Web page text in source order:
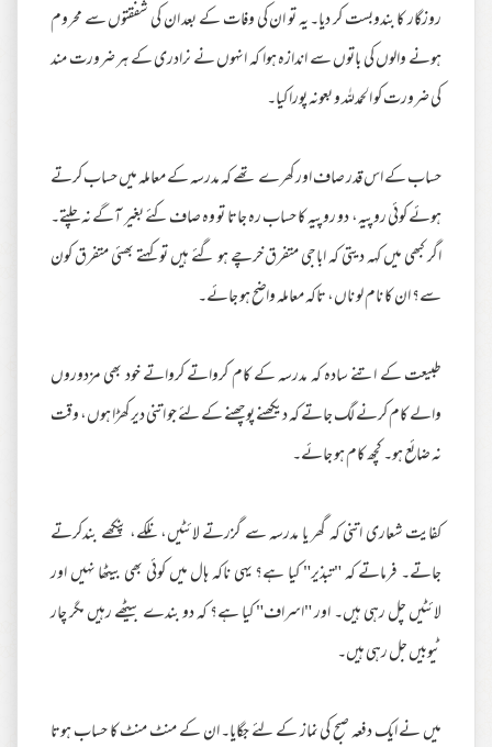
روزگار کا بندوبست کر دیا۔ یہ تو ان کی وفات کے بعد ان کی شفقتوں سے محروم
ہونے والوں کی باتوں سے اندازہ ہوا کہ انہوں نے نرادری کے ہر ضرورت مند
کی ضرورت کو الحمدللہ و بعونہ پورا کیا۔
حساب کے اس قدر صاف اور کھرے تھے کہ مدرسہ کے معاملہ میں حساب کرتے
ہوئے کوئی روپیہ، دو روپیہ کا حساب رہ جاتا تو وہ صاف کئے بغیر آگے نہ چلتے۔
اگر کبھی میں کہہ دیتی کہ اباجی متفرق خرچے ہو گئے ہیں تو کہتے بھئی متفرق کون
سے؟ ان کا نام لو ناں، تاکہ معاملہ واضح ہو جائے۔
طبیعت کے اتنے سادہ کہ مدرسہ کے کام کرواتے کرواتے خود بھی مزدوروں
والے کام کرنے لگ جاتے کہ دیکھنے پوچھنے کے لئے جو اتنی دیر کھڑا ہوں، وقت
نہ ضائع ہو۔ کچھ کام ہو جائے۔
کفایت شعاری اتنی کہ گھر یا مدرسہ سے گزرتے لائٹیں، نلکے، پنکھے بندکرتے
جاتے۔ فرماتے کہ "تبذیر" کیا ہے؟ یہی ناکہ ہال میں کوئی بھی بیٹھا نہیں اور
لائٹیں چل رہی ہیں۔ اور "اسراف" کیا ہے؟ کہ دو بندے بیٹھے رہیں مگر چار
ٹیوبیں جل رہی ہیں۔
میں نے ایک دفعہ صبح کی نماز کے لئے جگایا۔ ان کے منٹ منٹ کا حساب ہوتا